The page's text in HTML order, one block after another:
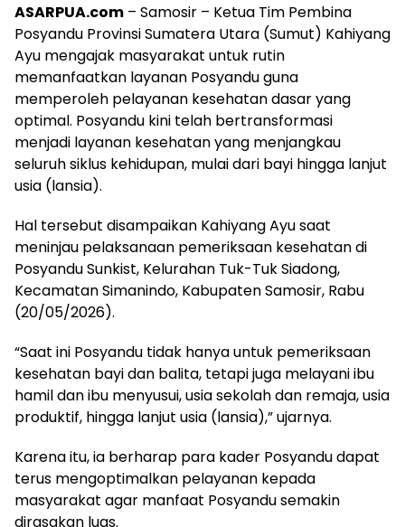
ASARPUA.com – Samosir – Ketua Tim Pembina
Posyandu Provinsi Sumatera Utara (Sumut) Kahiyang
Ayu mengajak masyarakat untuk rutin
memanfaatkan layanan Posyandu guna
memperoleh pelayanan kesehatan dasar yang
optimal. Posyandu kini telah bertransformasi
menjadi layanan kesehatan yang menjangkau
seluruh siklus kehidupan, mulai dari bayi hingga lanjut
usia (lansia).
Hal tersebut disampaikan Kahiyang Ayu saat
meninjau pelaksanaan pemeriksaan kesehatan di
Posyandu Sunkist, Kelurahan Tuk-Tuk Siadong,
Kecamatan Simanindo, Kabupaten Samosir, Rabu
(20/05/2026).
“Saat ini Posyandu tidak hanya untuk pemeriksaan
kesehatan bayi dan balita, tetapi juga melayani ibu
hamil dan ibu menyusui, usia sekolah dan remaja, usia
produktif, hingga lanjut usia (lansia),” ujarnya.
Karena itu, ia berharap para kader Posyandu dapat
terus mengoptimalkan pelayanan kepada
masyarakat agar manfaat Posyandu semakin
dirasakan luas.